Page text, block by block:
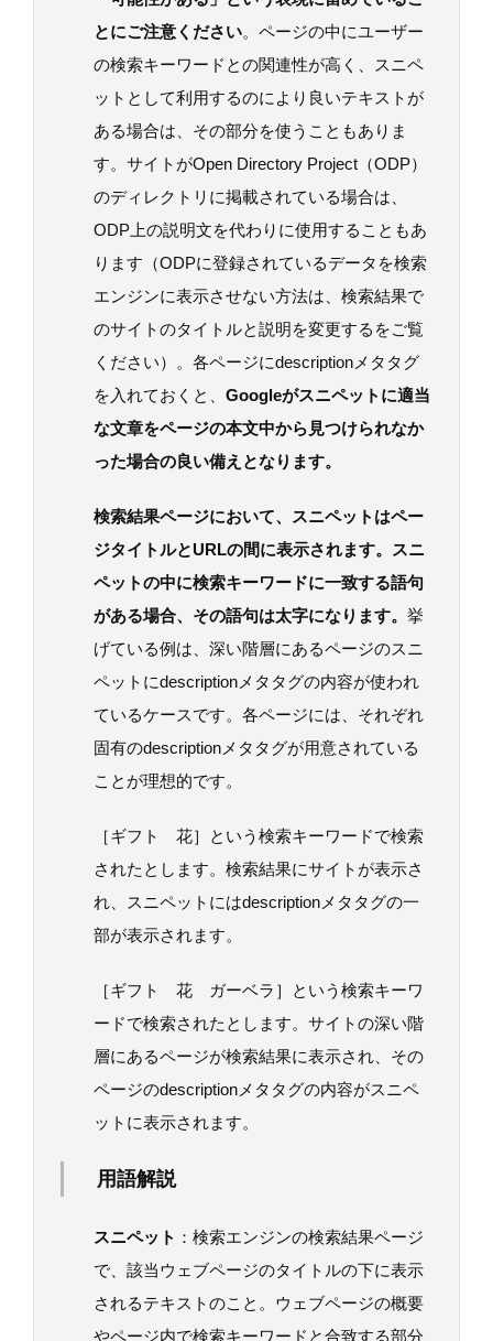
とにご注意ください。ページの中にユーザー
の検索キーワードとの関連性が高く、スニペ
ットとして利用するのにより良いテキストが
ある場合は、その部分を使うこともありま
す。サイトがOpen Directory Project（ODP）
のディレクトリに掲載されている場合は、
ODP上の説明文を代わりに使用することもあ
ります（ODPに登録されているデータを検索
エンジンに表示させない方法は、検索結果で
のサイトのタイトルと説明を変更するをご覧
ください）。各ページにdescriptionメタタグ
を入れておくと、 Googleがスニペットに適当
な文章をページの本文中から見つけられなか
った場合の良い備えとなります。
検索結果ページにおいて、スニペットはペー
ジタイトルとURLの間に表示されます。スニ
ペットの中に検索キーワードに一致する語句
がある場合、その語句は太字になります。 挙
げている例は、深い階層にあるページのスニ
ペットにdescriptionメタタグの内容が使われ
ているケースです。各ページには、それぞれ
固有のdescriptionメタタグが用意されている
ことが理想的です。
［ギフト 花］という検索キーワードで検索
されたとします。検索結果にサイトが表示さ
れ、スニペットにはdescriptionメタタグの一
部が表示されます。
［ギフト 花 ガーベラ］という検索キーワ
ードで検索されたとします。サイトの深い階
層にあるページが検索結果に表示され、その
ページのdescriptionメタタグの内容がスニペ
ットに表示されます。
用語解説
スニペット ：検索エンジンの検索結果ページ
で、該当ウェブページのタイトルの下に表示
されるテキストのこと。ウェブページの概要
やページ内で検索キーワードと合致する部分